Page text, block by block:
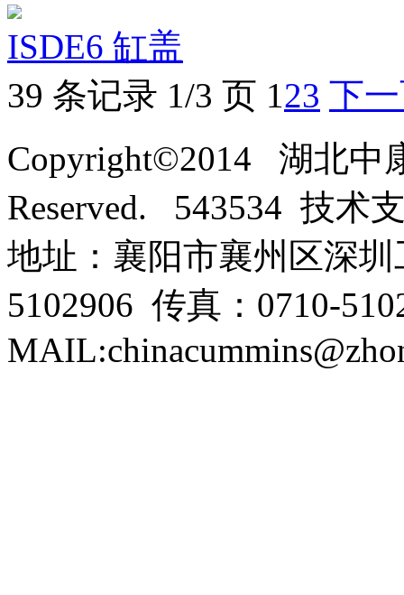
ISDE6 缸盖
39 条记录 1/3 页 123 下
Copyright©2014 湖北中
Reserved. 543534 技术
地址：襄阳市襄州区深
5102906 传真：0710-